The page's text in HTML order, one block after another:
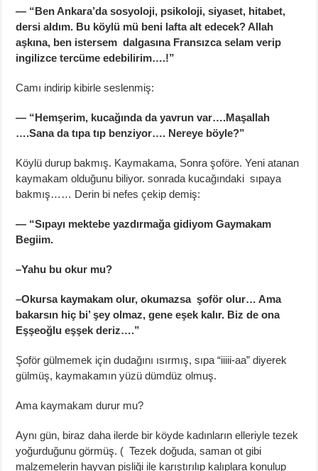
— “Ben Ankara’da sosyoloji, psikoloji, siyaset, hitabet,
dersi aldım. Bu köylü mü beni lafta alt edecek? Allah
aşkına, ben istersem dalgasına Fransızca selam verip
ingilizce tercüme edebilirim….!”
Camı indirip kibirle seslenmiş:
— “Hemşerim, kucağında da yavrun var….Maşallah
….Sana da tıpa tıp benziyor…. Nereye böyle?”
Köylü durup bakmış. Kaymakama, Sonra şoföre. Yeni atanan
kaymakam olduğunu biliyor. sonrada kucağındaki sıpaya
bakmış…… Derin bi nefes çekip demiş:
— “Sıpayı mektebe yazdırmağa gidiyom Gaymakam
Begiim.
–Yahu bu okur mu?
–Okursa kaymakam olur, okumazsa şoför olur… Ama
bakarsın hiç bi’ şey olmaz, gene eşek kalır. Biz de ona
Eşşeoğlu eşşek deriz….”
Şoför gülmemek için dudağını ısırmış, sıpa “iiiii-aa” diyerek
gülmüş, kaymakamın yüzü dümdüz olmuş.
Ama kaymakam durur mu?
Aynı gün, biraz daha ilerde bir köyde kadınların elleriyle tezek
yoğurduğunu görmüş. ( Tezek doğuda, saman ot gibi
malzemelerin hayvan pisliği ile karıştırılıp kalıplara konulup